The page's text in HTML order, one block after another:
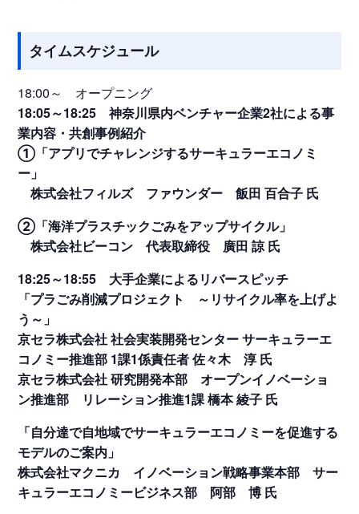
タイムスケジュール
18:00～ オープニング
18:05～18:25 神奈川県内ベンチャー企業2社による事
業内容・共創事例紹介
①「アプリでチャレンジするサーキュラーエコノミ
ー」
株式会社フィルズ ファウンダー 飯田 百合子 氏
②「海洋プラスチックごみをアップサイクル」
株式会社ビーコン 代表取締役 廣田 諒 氏
18:25～18:55 大手企業によるリバースピッチ
「プラごみ削減プロジェクト ～リサイクル率を上げよ
う～」
京セラ株式会社 社会実装開発センター サーキュラーエ
コノミー推進部 1課1係責任者 佐々木 淳 氏
京セラ株式会社 研究開発本部 オープンイノベーショ
ン推進部 リレーション推進1課 橋本 綾子 氏
「自分達で自地域でサーキュラーエコノミーを促進する
モデルのご案内」
株式会社マクニカ イノベーション戦略事業本部 サー
キュラーエコノミービジネス部 阿部 博 氏